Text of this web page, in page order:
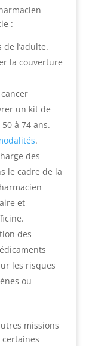
:
de l’adulte.
la couverture
un kit de
à 74 ans.
.
des
le cadre de la
et
des
les risques
ou
missions